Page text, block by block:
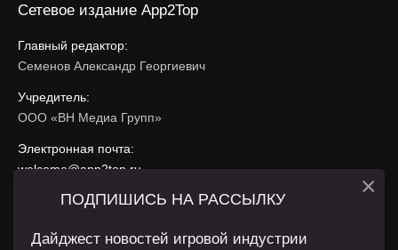
Сетевое издание App2Top
Главный редактор:
Семенов Александр Георгиевич
Учредитель:
ООО «ВН Медиа Групп»
Электронная почта:
welcome@app2top.ru
При использовании материалов активная ссылка на
ПОДПИШИСЬ НА РАССЫЛКУ
Дайджест новостей игровой индустрии
×